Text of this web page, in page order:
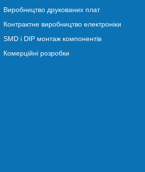
Виробництво друкованих плат
Контрактне виробництво електроніки
SMD і DIP монтаж компонентів
Комерційні розробки